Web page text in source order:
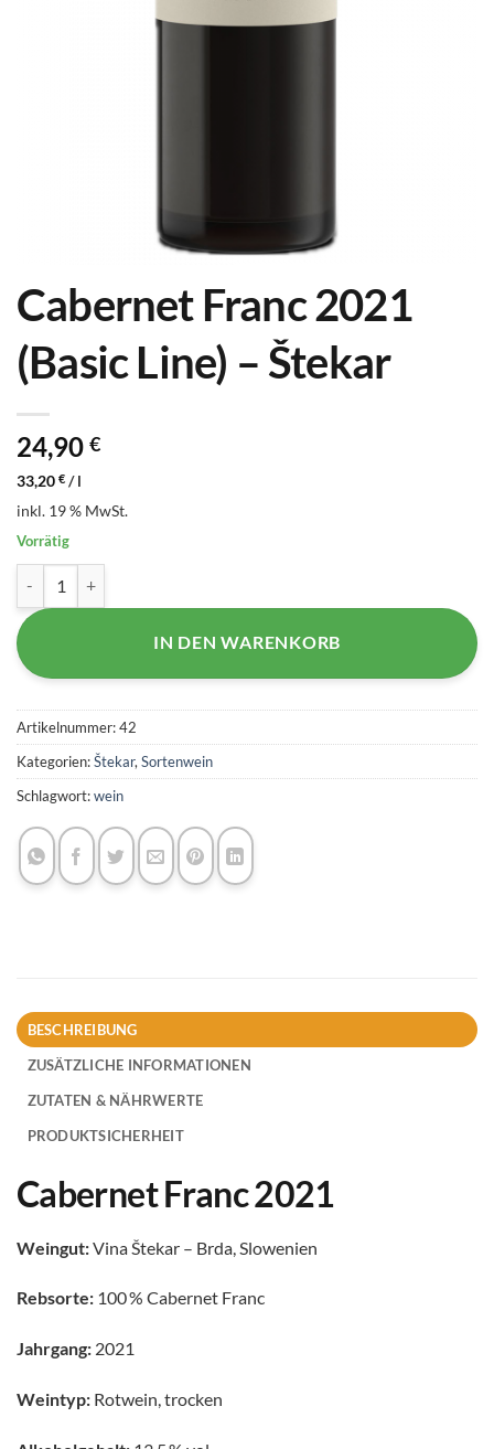
Cabernet Franc 2021
(Basic Line) – Štekar
24,90 €
33,20 € /l
inkl. 19 % MwSt.
Vorrätig
IN DEN WARENKORB
Artikelnummer:42
Kategorien:Štekar,Sortenwein
Schlagwort:wein
BESCHREIBUNG
ZUSÄTZLICHE INFORMATIONEN
ZUTATEN & NÄHRWERTE
PRODUKTSICHERHEIT
Cabernet Franc 2021
Weingut:Vina Štekar – Brda, Slowenien
Rebsorte: 100 % Cabernet Franc
Jahrgang: 2021
Weintyp: Rotwein, trocken